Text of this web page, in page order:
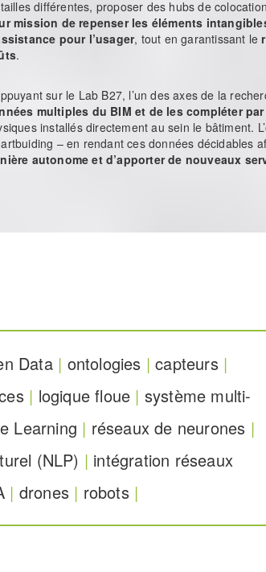
différentes, proposer des hubs de
mission de repenser les éléments
pour l’usager, tout en garantissant le
.
sur le Lab B27, l’un des axes de la
multiples du BIM et de les compléter
installés directement au sein le bâtiment.
– en rendant ces données décidables
autonome et d’apporter de nouveaux
Data| ontologies |capteurs|
| logique floue | système multi-
Learning | réseaux de neurones |
(NLP) | intégration réseaux
| drones| robots|